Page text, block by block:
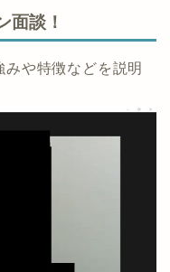
面談！
や特徴などを説明